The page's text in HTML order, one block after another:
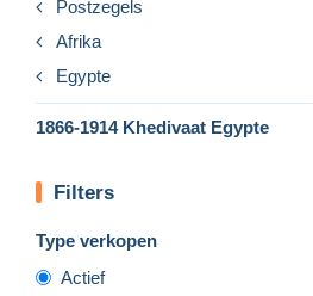
Postzegels
Afrika
Egypte
1866-1914 Khedivaat Egypte
Filters
Type verkopen
Actief